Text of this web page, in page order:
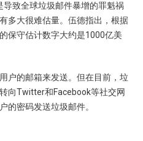
致全球垃圾邮件暴增的罪魁祸
多大很难估量。伍德指出，根据
保守估计数字大约是1000亿美
户的邮箱来发送。但在目前，垃
向Twitter和Facebook等社交网
的密码发送垃圾邮件。